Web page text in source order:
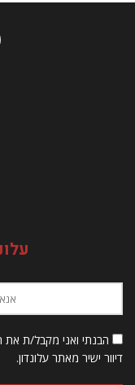
הבנתי ואני מקבל/ת את
דיוור ישיר מאתר עלונדון.